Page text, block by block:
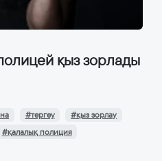
қыз зорлады
#тергеу
#қыз зорлау
#қалалық полиция